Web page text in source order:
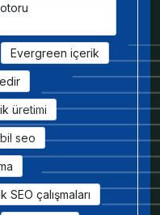
Evergreen içerik
üretimi
seo
SEO çalışmaları